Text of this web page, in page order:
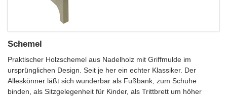
Schemel
Praktischer Holzschemel aus Nadelholz mit Griffmulde im
ursprünglichen Design. Seit je her ein echter Klassiker. Der
Alleskönner läßt sich wunderbar als Fußbank, zum Schuhe
binden, als Sitzgelegenheit für Kinder, als Trittbrett um höher